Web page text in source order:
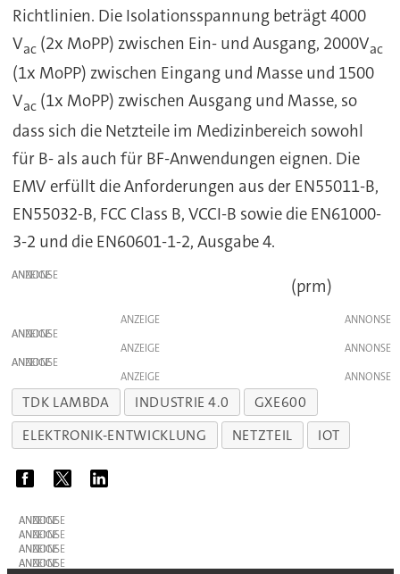
Richtlinien. Die Isolationsspannung beträgt 4000
Vac(2x MoPP) zwischen Ein- und Ausgang, 2000Vac
(1x MoPP) zwischen Eingang und Masse und 1500
Vac(1x MoPP) zwischen Ausgang und Masse, so
dass sich die Netzteile im Medizinbereich sowohl
für B- als auch für BF-Anwendungen eignen. Die
EMV erfüllt die Anforderungen aus der EN55011-B,
EN55032-B, FCC Class B, VCCI-B sowie die EN61000-
3-2 und die EN60601-1-2, Ausgabe 4.
ANZEIGE
(prm)
ANZEIGE
ANZEIGE
ANZEIGE
ANZEIGE
ANZEIGE
TDK LAMBDA INDUSTRIE 4.0
GXE600
ELEKTRONIK-ENTWICKLUNG
NETZTEIL IOT
ANZEIGE
ANZEIGE
ANZEIGE
ANZEIGE